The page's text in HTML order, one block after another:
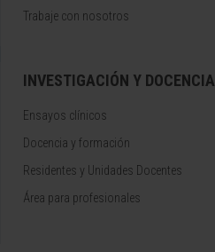
Trabaje con nosotros
INVESTIGACIÓN Y DOCENCIA
Ensayos clínicos
Docencia y formación
Residentes y Unidades Docentes
Área para profesionales